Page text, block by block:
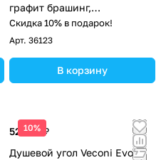
графит брашинг,
тонированное стекло
Скидка 10% в подарок!
Арт. 36123
В корзину
10%
52 728 ₽
Душевой угол Veconi Evo